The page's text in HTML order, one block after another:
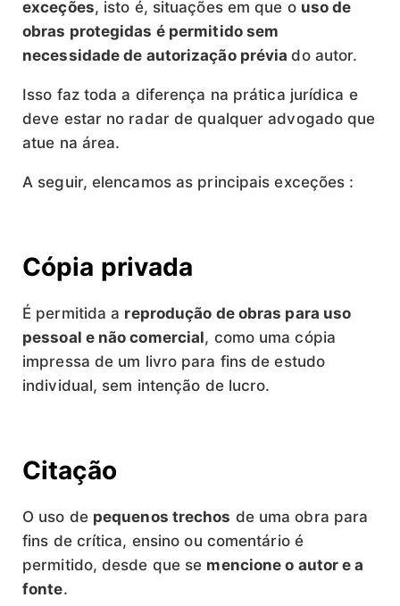
exceções, isto é, situações em que o uso de
obras protegidas é permitido sem
necessidade de autorização préviado autor.
Isso faz toda a diferença na prática jurídica e
deve estar no radar de qualquer advogado que
atue na área.
A seguir, elencamos as principais exceções :
Cópia privada
É permitida a reprodução de obras para uso
pessoal e não comercial, como uma cópia
impressa de um livro para fins de estudo
individual, sem intenção de lucro.
Citação
O uso de pequenos trechos de uma obra para
fins de crítica, ensino ou comentário é
permitido, desde que se mencione o autor e a
fonte.